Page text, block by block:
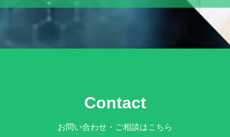
Contact
お問い合わせ・ご相談はこちら